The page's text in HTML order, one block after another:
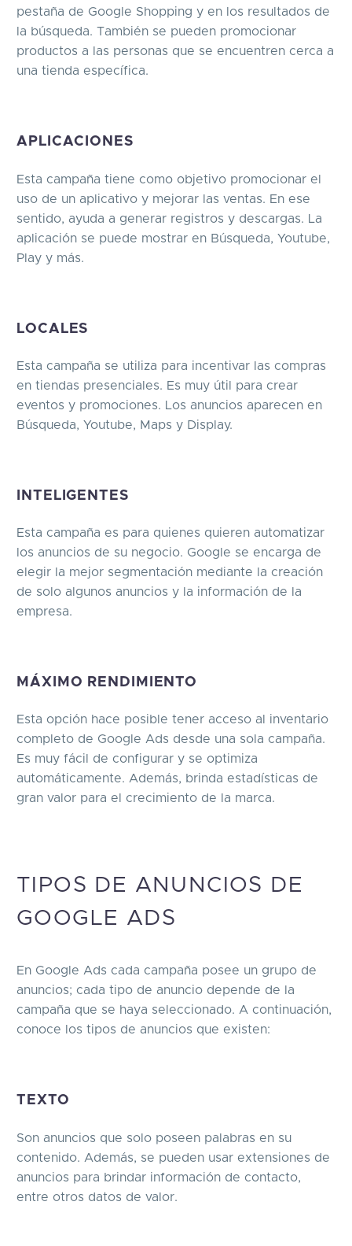
pestaña de Google Shopping y en los resultados de
la búsqueda. También se pueden promocionar
productos a las personas que se encuentren cerca a
una tienda específica.
APLICACIONES
Esta campaña tiene como objetivo promocionar el
uso de un aplicativo y mejorar las ventas. En ese
sentido, ayuda a generar registros y descargas. La
aplicación se puede mostrar en Búsqueda, Youtube,
Play y más.
LOCALES
Esta campaña se utiliza para incentivar las compras
en tiendas presenciales. Es muy útil para crear
eventos y promociones. Los anuncios aparecen en
Búsqueda, Youtube, Maps y Display.
INTELIGENTES
Esta campaña es para quienes quieren automatizar
los anuncios de su negocio. Google se encarga de
elegir la mejor segmentación mediante la creación
de solo algunos anuncios y la información de la
empresa.
MÁXIMO RENDIMIENTO
Esta opción hace posible tener acceso al inventario
completo de Google Ads desde una sola campaña.
Es muy fácil de configurar y se optimiza
automáticamente. Además, brinda estadísticas de
gran valor para el crecimiento de la marca.
TIPOS DE ANUNCIOS DE
GOOGLE ADS
En Google Ads cada campaña posee un grupo de
anuncios; cada tipo de anuncio depende de la
campaña que se haya seleccionado. A continuación,
conoce los tipos de anuncios que existen:
TEXTO
Son anuncios que solo poseen palabras en su
contenido. Además, se pueden usar extensiones de
anuncios para brindar información de contacto,
entre otros datos de valor.